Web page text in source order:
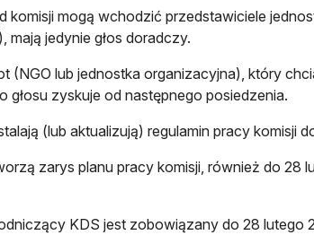
komisji mogą wchodzić przedstawiciele
mają jedynie głos doradczy.
(NGO lub jednostka organizacyjna), który
głosu zyskuje od następnego posiedzenia.
(lub aktualizują) regulamin pracy komisji
zarys planu pracy komisji, również do 28
KDS jest zobowiązany do 28 lutego